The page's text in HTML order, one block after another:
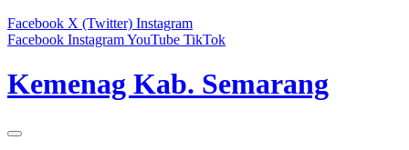
Facebook X (Twitter) Instagram
Facebook InstagramYouTube TikTok
Kemenag Kab. Semarang